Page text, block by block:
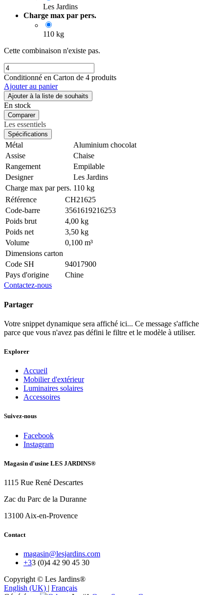
Les Jardins
Charge max par pers.
110 kg
Cette combinaison n'existe pas.
Conditionné en Carton de 4 produits
Ajouter au panier
Ajouter à la liste de souhaits
En stock
Comparer
Les essentiels
Spécifications
Métal
Aluminium chocolat
Assise
Chaise
Rangement
Empilable
Designer
Les Jardins
Charge max par pers. 110 kg
Référence
CH21625
Code-barre
3561619216253
Poids brut
4,00 kg
Poids net
3,50 kg
Volume
0,100 m³
Dimensions carton
Code SH
94017900
Pays d'origine
Chine
Contactez-nous
Partager
Votre snippet dynamique sera affiché ici... Ce message s'affiche
parce que vous n'avez pas défini le filtre et le modèle à utiliser.
Explorer
Accueil
Mobilier d'extérieur
Luminaires solaires
Accessoires
Suivez-nous
Facebook
Instagram
Magasin d'usine LES JARDINS®
1115 Rue René Descartes
Zac du Parc de la Duranne
13100 Aix-en-Provence
Contact
magasin@lesjardins.com
+33 (0)4 42 90 45 30
Copyright © Les Jardins®
English (UK) | Français